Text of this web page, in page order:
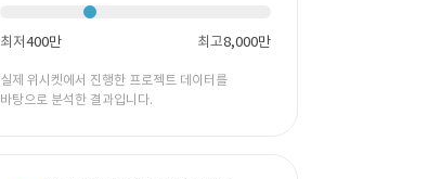
최저400만 최고8,000만
실제 위시켓에서 진행한 프로젝트 데이터를
바탕으로 분석한 결과입니다.